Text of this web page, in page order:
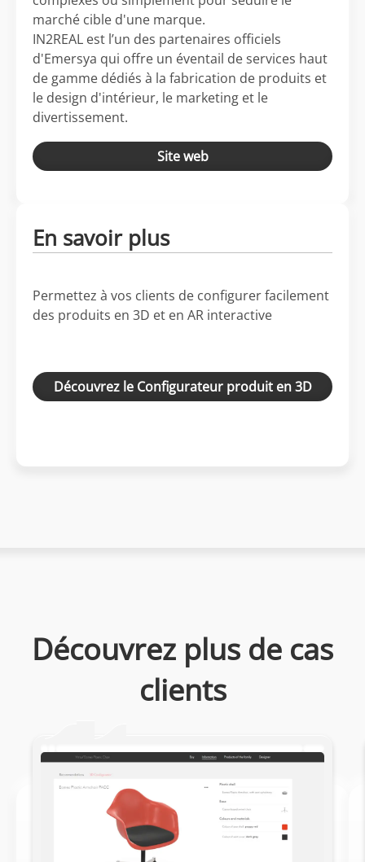
marché cible d'une marque.
IN2REAL est l’un des partenaires officiels
d'Emersya qui offre un éventail de services haut
de gamme dédiés à la fabrication de produits et
le design d'intérieur, le marketing et le
divertissement.
Site web
En savoir plus
Permettez à vos clients de configurer facilement
des produits en 3D et en AR interactive
Découvrez le Configurateur produit en 3D
Découvrez plus de cas
clients